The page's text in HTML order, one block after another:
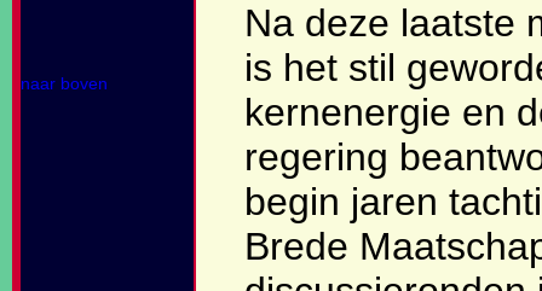
naar boven
Na deze laatste
is het stil
kernenergie en
regering
begin jaren
Brede